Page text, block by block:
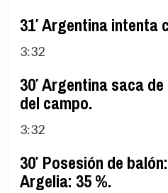
31′ Argentina intenta
3:32
30′ Argentina saca
del campo.
3:32
30′ Posesión de
Argelia: 35 %.